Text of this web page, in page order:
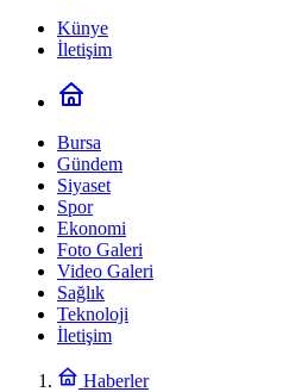
Künye
İletişim
Bursa
Gündem
Siyaset
Spor
Ekonomi
Foto Galeri
Video Galeri
Sağlık
Teknoloji
İletişim
Haberler